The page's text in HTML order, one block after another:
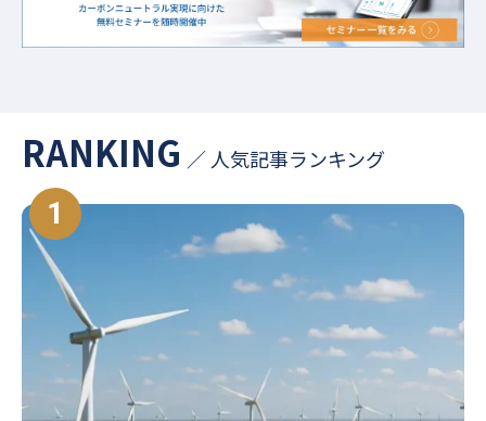
#カーボンプライシング #排出量取引制度 #COP30
#ジャパンパビリオン #人権DD #CO2排出係数
#循環型社会 #エネルギー #電池
#人口光合成 #Scope3 #排出権取引 #再エネ
#国連機構変動枠組条約締約国会議 #SDGs #排出原単位
RANKING ／ 人気記事ランキング
1